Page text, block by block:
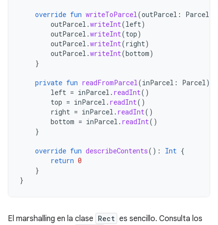
override fun writeToParcel(outParcel : Parcel
outParcel .writeInt(left)
outParcel .writeInt(top)
outParcel .writeInt(right)
outParcel .writeInt(bottom)
}
private fun readFromParcel(inParcel : Parcel)
left = inParcel . readInt()
top = inParcel . readInt()
right = inParcel . readInt()
bottom = inParcel . readInt()
}
override fun describeContents(): Int {
return 0
}
}
El marshalling en la clase Rect es sencillo. Consulta los